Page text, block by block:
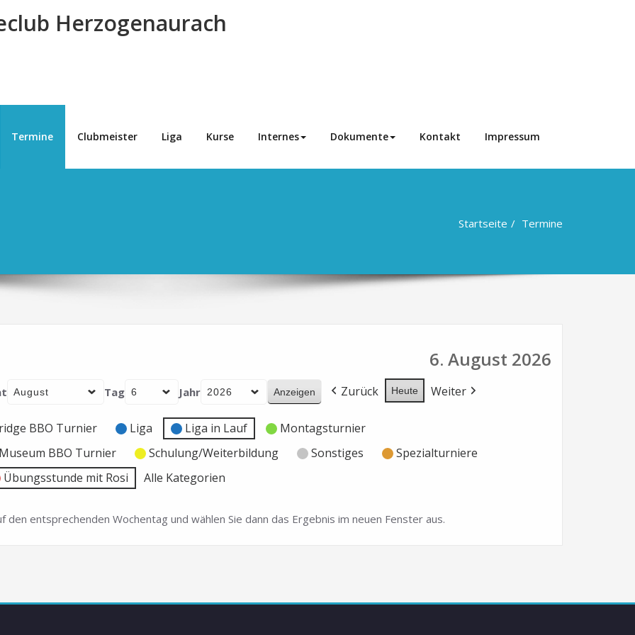
Herzogenaurach
Termine Clubmeister Liga Kurse Internes Dokumente Kontakt Impressum
Startseite Termine
6. August 2026
Tag Jahr Zurück Heute Weiter
BBO Turnier Liga Liga in Lauf
Montagsturnier
BBO Turnier
Schulung/Weiterbildung Sonstiges
Spezialturniere
Übungsstunde mit Rosi Alle Kategorien
den entsprechenden Wochentag und wählen Sie dann das Ergebnis im neuen Fenster aus.